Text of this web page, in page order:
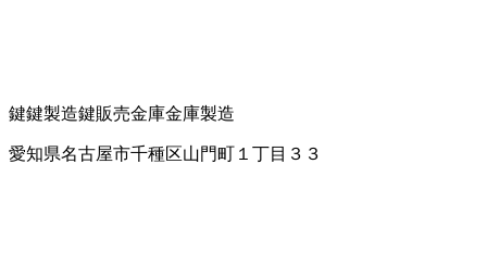
鍵鍵製造鍵販売金庫金庫製造
愛知県名古屋市千種区山門町１丁目３３